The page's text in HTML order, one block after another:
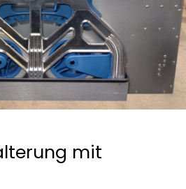
mit